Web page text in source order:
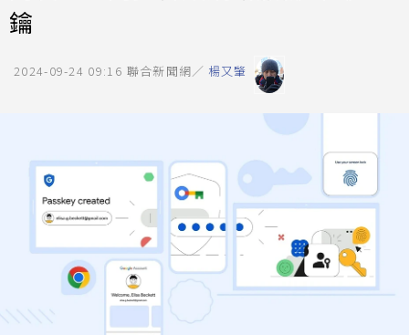
鑰
2024-09-24 09:16 聯合新聞網／ 楊又肇